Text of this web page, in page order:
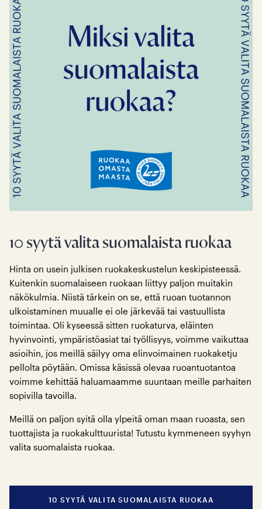
10 syytä valita suomalaista ruokaa
Hinta on usein julkisen ruokakeskustelun keskipisteessä.
Kuitenkin suomalaiseen ruokaan liittyy paljon muitakin
näkökulmia. Niistä tärkein on se, että ruoan tuotannon
ulkoistaminen muualle ei ole järkevää tai vastuullista
toimintaa. Oli kyseessä sitten ruokaturva, eläinten
hyvinvointi, ympäristöasiat tai työllisyys, voimme vaikuttaa
asioihin, jos meillä säilyy oma elinvoimainen ruokaketju
pellolta pöytään. Omissa käsissä olevaa ruoantuotantoa
voimme kehittää haluamaamme suuntaan meille parhaiten
sopivilla tavoilla.
Meillä on paljon syitä olla ylpeitä oman maan ruoasta, sen
tuottajista ja ruokakulttuurista! Tutustu kymmeneen syyhyn
valita suomalaista ruokaa.
10 SYYTÄ VALITA SUOMALAISTA RUOKAA